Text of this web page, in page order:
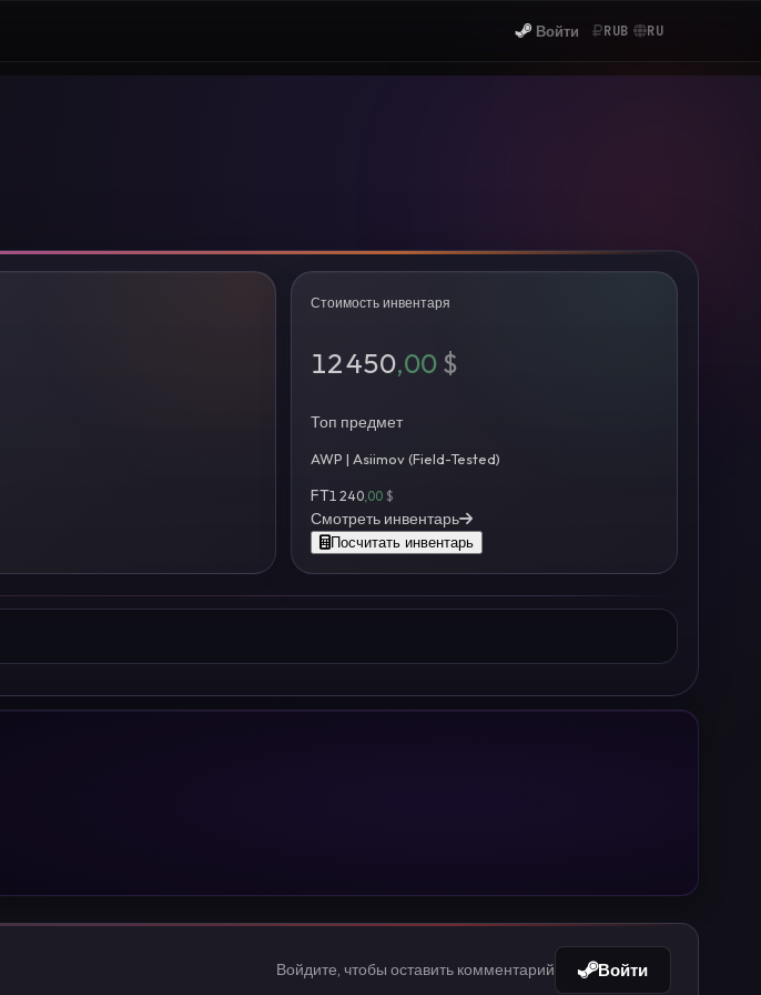
Войти RUB RU
Стоимость инвентаря
12 450,00$
Топ предмет
AWP | Asiimov (Field-Tested)
FT1 240 ,00 $
Смотреть инвентарь
Посчитать инвентарь
Войдите, чтобы оставить комментарий Войти